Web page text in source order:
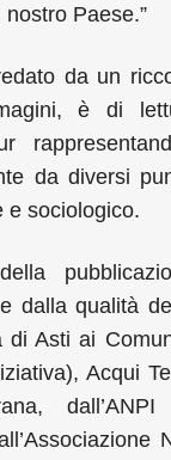
Paese.”
da un
è di
da diversi
e sociologico.
della
dalla qualità
di Asti ai
Acqui